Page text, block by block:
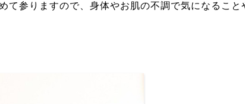
て参りますので、身体やお肌の不調で気になるこ